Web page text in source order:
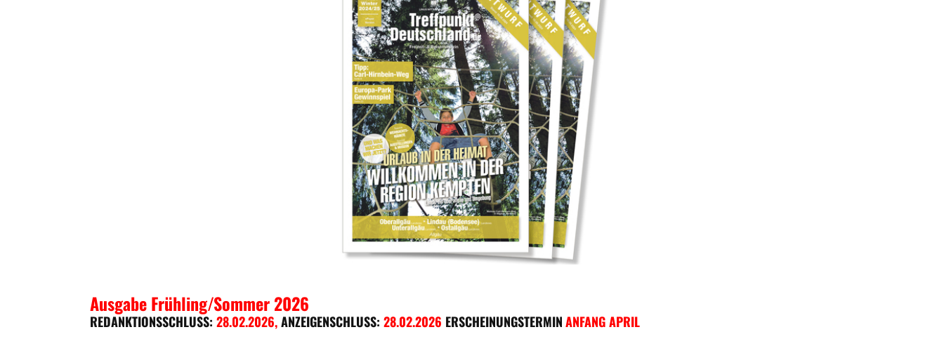
Ausgabe Frühling/Sommer 2026
REDANKTIONSSCHLUSS: 28.02.2026,ANZEIGENSCHLUSS: 28.02.2026 ERSCHEINUNGSTERMINANFANG APRIL